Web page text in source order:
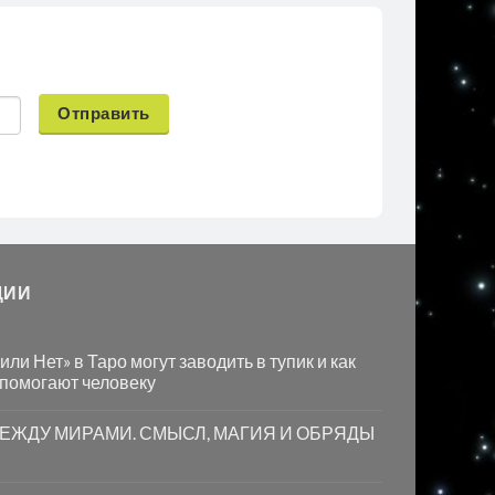
Отправить
Нет» в Таро могут заводить в тупик и как
человеку
МИРАМИ. СМЫСЛ, МАГИЯ И ОБРЯДЫ